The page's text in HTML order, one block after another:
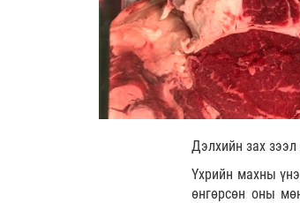
Дэлхийн зах
Үхрийн махны
өнгөрсөн оны